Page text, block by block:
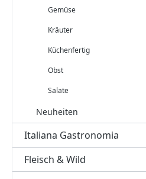
Gemüse
Kräuter
Küchenfertig
Obst
Salate
Neuheiten
Italiana Gastronomia
Fleisch & Wild